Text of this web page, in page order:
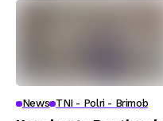
News TNI - Polri - Brimob